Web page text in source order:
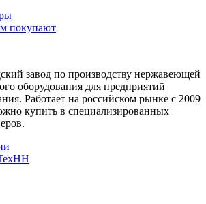
покупают
завод по производству нержавеющей
оборудования для предприятий
Работает на российском рынке с 2009
купить в специализированных